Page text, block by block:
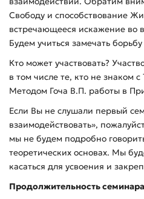
Свободу и способствование
встречающееся искажение во
Будем учиться замечать
Кто может участвовать?
в том числе те, кто не знаком
Методом Гоча В.П. работы в
Если Вы не слушали первый
взаимодействовать»,
мы не будем подробно
теоретических основах. Мы
касаться для усвоения и
Продолжительность семинара